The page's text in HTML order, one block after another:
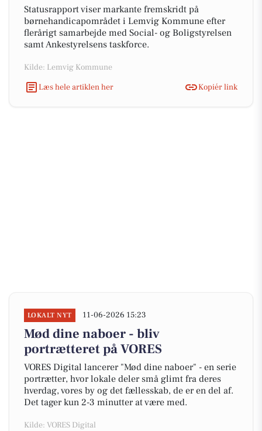
Statusrapport viser markante fremskridt på
børnehandicapområdet i Lemvig Kommune efter
flerårigt samarbejde med Social- og Boligstyrelsen
samt Ankestyrelsens taskforce.
Kilde: Lemvig Kommune
Læs hele artiklen her
Kopiér link
LOKALT NYT 11-06-2026 15:23
Mød dine naboer - bliv
portrætteret på VORES
VORES Digital lancerer "Mød dine naboer" - en serie
portrætter, hvor lokale deler små glimt fra deres
hverdag, vores by og det fællesskab, de er en del af.
Det tager kun 2-3 minutter at være med.
Kilde: VORES Digital